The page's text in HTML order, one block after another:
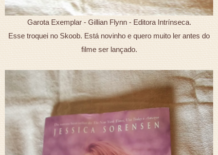
Garota Exemplar - Gillian Flynn - Editora Intrínseca.
Esse troquei no Skoob. Está novinho e quero muito ler antes do
filme ser lançado.